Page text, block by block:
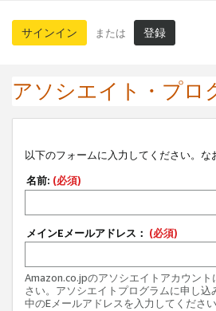
サインイン または 登録
アソシエイト・プロ
以下のフォームに入力してください。
名前: (必須)
メインEメールアドレス： (必須)
Amazon.co.jpのアソシエイトアカウン
さい。アソシエイトプログラムに申し
中のEメールアドレスを入力してください